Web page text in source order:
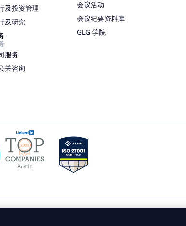
及投资管理
及研究
服务
关咨询
会议活动
会议纪要资料库
GLG 学院